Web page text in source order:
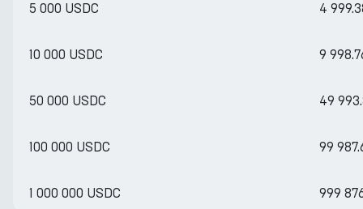
5 000 USDC 4
10 000 USDC 9
50 000 USDC 49
100 000 USDC 99
1 000 000 USDC 999